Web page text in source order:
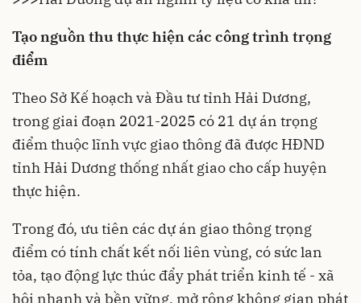
Tạo nguồn thu thực hiện các công trình trọng
điểm
Theo Sở Kế hoạch và Đầu tư tỉnh Hải Dương,
trong giai đoạn 2021-2025 có 21 dự án trọng
điểm thuộc lĩnh vực giao thông đã được HĐND
tỉnh Hải Dương thống nhất giao cho cấp huyện
thực hiện.
Trong đó, ưu tiên các dự án giao thông trọng
điểm có tính chất kết nối liên vùng, có sức lan
tỏa, tạo động lực thúc đẩy phát triển kinh tế - xã
hội nhanh và bền vững, mở rộng không gian phát